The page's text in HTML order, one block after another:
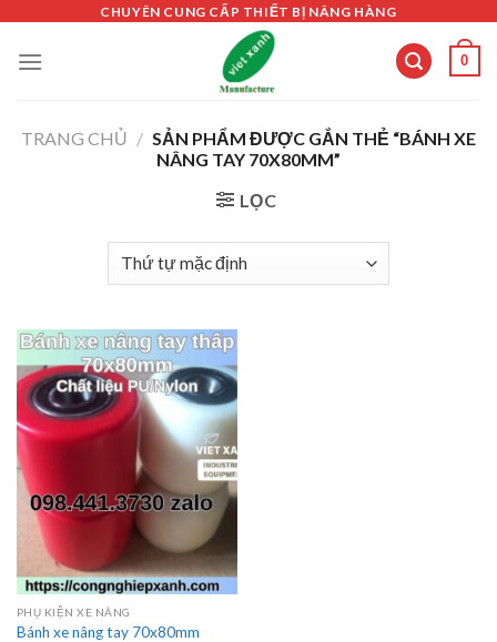
content
CHUYÊN CUNG CẤP THIẾT BỊ NÂNG HÀNG
0
TRANG CHỦ / SẢN PHẨM ĐƯỢC GẮN THẺ “BÁNH XE
NÂNG TAY 70X80MM”
LỌC
PHỤ KIỆN XE NÂNG
Bánh xe nâng tay 70x80mm